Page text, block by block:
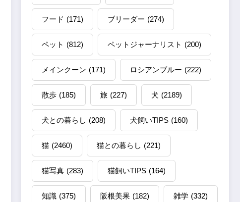
フード (171) ブリーダー (274)
ペット (812) ペットジャーナリスト (200)
メインクーン (171) ロシアンブルー (222)
散歩 (185) 旅 (227) 犬 (2189)
犬との暮らし (208) 犬飼いTIPS (160)
猫 (2460) 猫との暮らし (221)
猫写真 (283) 猫飼いTIPS (164)
知識 (375) 阪根美果 (182) 雑学 (332)